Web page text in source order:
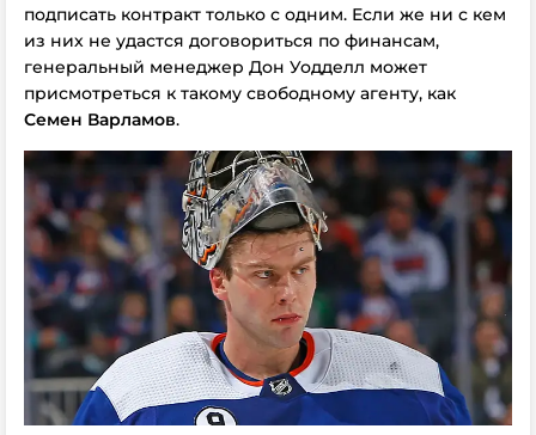
подписать контракт только с одним. Если же ни с кем
из них не удастся договориться по финансам,
генеральный менеджер Дон Уодделл может
присмотреться к такому свободному агенту, как
Семен Варламов.